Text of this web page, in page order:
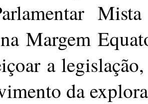
Margem
a
da